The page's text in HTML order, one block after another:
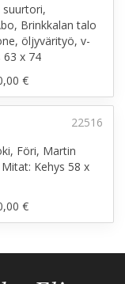
suurtori,
Brinkkalan talo
öljyvärityö, v-
63 x 74
€
Föri, Martin
Kehys 58 x
€